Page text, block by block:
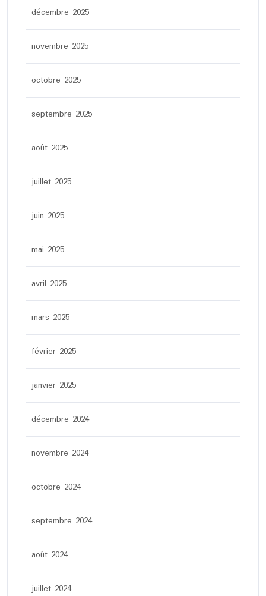
décembre 2025
novembre 2025
octobre 2025
septembre 2025
août 2025
juillet 2025
juin 2025
mai 2025
avril 2025
mars 2025
février 2025
janvier 2025
décembre 2024
novembre 2024
octobre 2024
septembre 2024
août 2024
juillet 2024